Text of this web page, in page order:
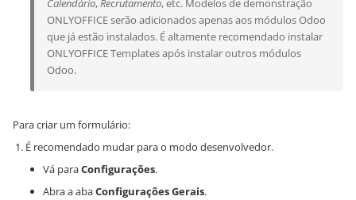
Calendário,Recrutamento, etc. Modelos de demonstração
ONLYOFFICE serão adicionados apenas aos módulos Odoo
que já estão instalados. É altamente recomendado instalar
ONLYOFFICE Templates após instalar outros módulos
Odoo.
Para criar um formulário:
É recomendado mudar para o modo desenvolvedor.
Vá paraConfigurações.
Abra a abaConfigurações Gerais.